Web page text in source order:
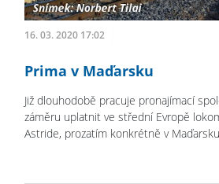
16. 03. 2020 17:02
Prima v Maďarsku
Již dlouhodobě pracuje pronajímací
záměru uplatnit ve střední Evropě
Astride, prozatím konkrétně v